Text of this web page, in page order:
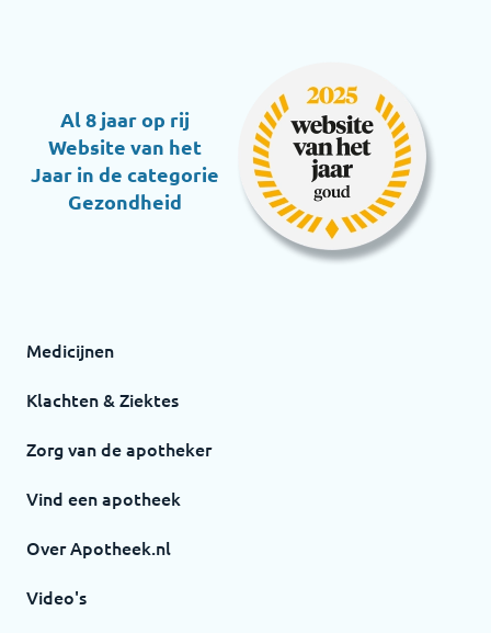
Al 8 jaar op rij
Website van het
Jaar in de categorie
Gezondheid
Medicijnen
Klachten & Ziektes
Zorg van de apotheker
Vind een apotheek
Over Apotheek.nl
Video's